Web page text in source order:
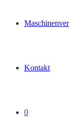
Kontakt
0